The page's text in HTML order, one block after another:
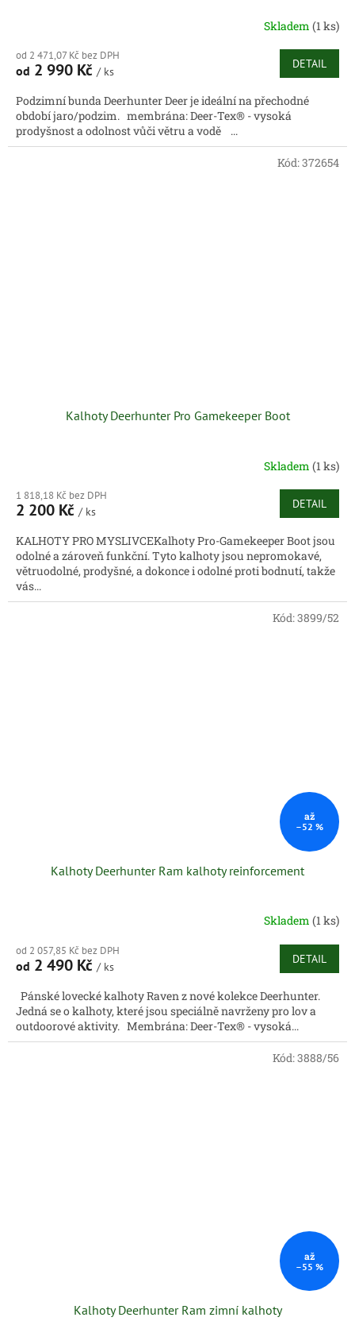
Skladem (1 ks)
od 2 471,07 Kč bez DPH
od 2 990 Kč / ks
DETAIL
Podzimní bunda Deerhunter Deer je ideální na přechodné
období jaro/podzim. membrána: Deer-Tex® - vysoká
prodyšnost a odolnost vůči větru a vodě ...
Kalhoty Deerhunter Pro Gamekeeper Boot
Skladem (1 ks)
1 818,18 Kč bez DPH
2 200 Kč / ks
DETAIL
KALHOTY PRO MYSLIVCEKalhoty Pro-Gamekeeper Boot jsou
odolné a zároveň funkční. Tyto kalhoty jsou nepromokavé,
větruodolné, prodyšné, a dokonce i odolné proti bodnutí, takže
vás...
Kód:372654
až
–52 %
Kalhoty Deerhunter Ram kalhoty reinforcement
Skladem (1 ks)
od 2 057,85 Kč bez DPH
od 2 490 Kč / ks
DETAIL
Pánské lovecké kalhoty Raven z nové kolekce Deerhunter.
Jedná se o kalhoty, které jsou speciálně navrženy pro lov a
outdoorové aktivity. Membrána: Deer-Tex® - vysoká...
Kód:3899/52
až
–55 %
Kalhoty Deerhunter Ram zimní kalhoty
Kód:3888/56